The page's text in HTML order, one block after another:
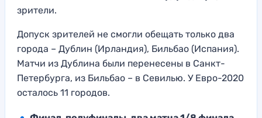
зрители.
Допуск зрителей не смогли обещать только два
города – Дублин (Ирландия), Бильбао (Испания).
Матчи из Дублина были перенесены в Санкт-
Петербурга, из Бильбао – в Севилью. У Евро-2020
осталось 11 городов.